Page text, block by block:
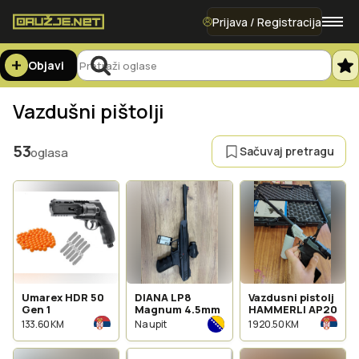
Prijava / Registracija
Objavi
Vazdušni pištolji
53oglasa Sačuvaj pretragu
Umarex HDR 50
Gen 1
133.60 KM
DIANA LP8
Magnum 4.5mm
Na upit
Vazdusni pistolj
HAMMERLI AP20
1 920.50 KM